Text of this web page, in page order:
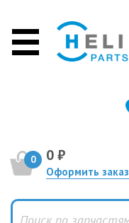
0 0 ₽
Оформить заказ